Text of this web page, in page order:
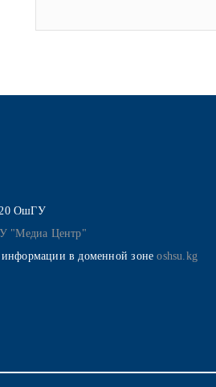
ОшГУ
"Медиа Центр"
информации в доменной зонеoshsu.kg